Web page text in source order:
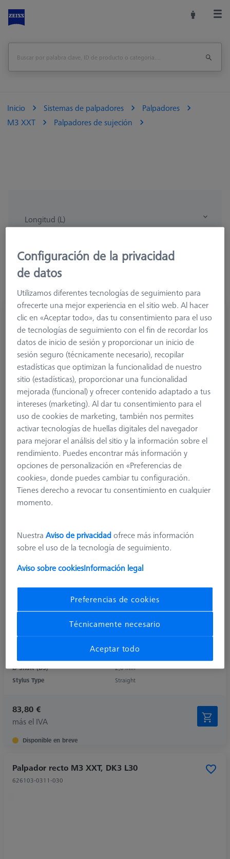
Inicio Sistemas de palpadores
Palpadores
M3 XXT
Palpadores de sujeción
Longitud (L)
Palpador recto M3 XXT, DK3 L20
626103-0311-020
Product Type
Stylus
Ø Shaft (DS)
2,0 mm
Stylus Type
Straight
83,80 €
más el IVA
Disponible en breve
Palpador recto M3 XXT, DK3 L30
626103-0311-030
Configuración de la privacidad
de datos
Utilizamos diferentes tecnologías de seguimiento para
ofrecerte una mejor experiencia en el sitio web. Al hacer
clic en «Aceptar todo», das tu consentimiento para el uso
de tecnologías de seguimiento con el fin de recordar los
datos de inicio de sesión y proporcionar un inicio de
sesión seguro (técnicamente necesario), recopilar
estadísticas que optimizan la funcionalidad de nuestro
sitio (estadísticas), proporcionar una funcionalidad
mejorada (funcional) y ofrecer contenido adaptado a tus
intereses (marketing). Al dar tu consentimiento para el
uso de cookies de marketing, también nos permites
activar tecnologías de huellas digitales del navegador
para mejorar el análisis del sitio y la información sobre el
rendimiento. Puedes encontrar más información y
opciones de personalización en «Preferencias de
cookies», donde puedes cambiar tu configuración.
Tienes derecho a revocar tu consentimiento en cualquier
momento.
NuestraAviso de privacidadofrece más información
sobre el uso de la tecnología de seguimiento.
Aviso sobre cookiesInformación legal
Preferencias de cookies
Técnicamente necesario
Aceptar todo